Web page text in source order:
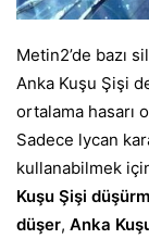
Metin2’de bazı
Anka Kuşu Şişi
ortalama hasarı
Sadece lycan
kullanabilmek
Kuşu Şişi
düşer, Anka